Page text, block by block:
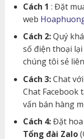
Cách 1 : Đặt
web
Cách 2:Quý
số điện thoại
chúng tôi sẻ
Cách 3:Chat
Chat Facebook
vấn bán hàng
Cách 4:Đặt hoa
Tổng đài Zalo